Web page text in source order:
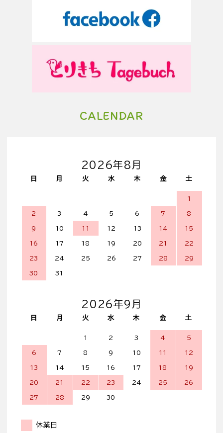
CALENDAR
2026年8月
日 月 火 水 木 金 土
1
2 3 4 5 6 7 8
9 10 11 12 13 14 15
16 17 18 19 20 21 22
23 24 25 26 27 28 29
30 31
2026年9月
日 月 火 水 木 金 土
1 2 3 4 5
6 7 8 9 10 11 12
13 14 15 16 17 18 19
20 21 22 23 24 25 26
27 28 29 30
休業日